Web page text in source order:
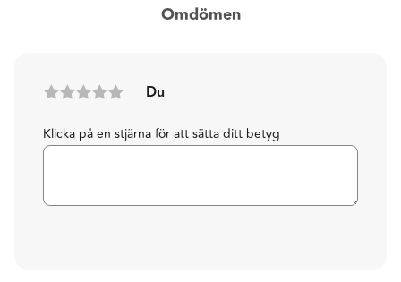
Omdömen
Du
Klicka på en stjärna för att sätta ditt betyg